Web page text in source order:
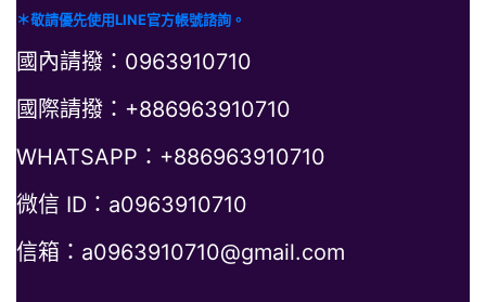
＊敬請優先使用LINE官方帳號諮詢。
國內請撥：0963910710
國際請撥：+886963910710
WHATSAPP：+886963910710
微信 ID：a0963910710
信箱：a0963910710@gmail.com